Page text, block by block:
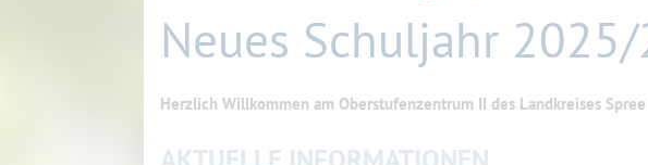
Neues Schuljahr
Herzlich Willkommen am Oberstufenzentrum II des Landkreises